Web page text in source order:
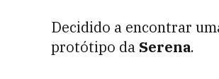
Decidido a encontrar
protótipo da Serena.